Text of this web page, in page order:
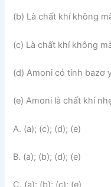
(b) Là chất khí không
(c) Là chất khí không
(d) Amoni có tính bazơ
(e) Amoni là chất khí
A. (a); (c); (d); (e)
B. (a); (b); (d); (e)
C. (a); (b); (c); (e)